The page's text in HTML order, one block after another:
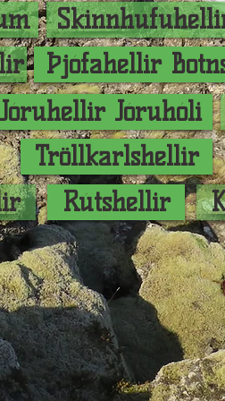
Þjófahellir
Jóruhellir Jóruhóli
Tröllkarlshellir
Rútshellir